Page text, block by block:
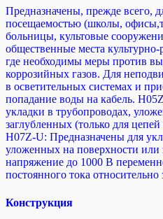
Предназначены, прежде всего,
посещаемостью (школы,
больницы, культовые
общественные места культурно-
где необходимы меры против
коррозийных газов. Для
в осветительных системах и
попадание воды на кабель.
укладки в трубопроводах,
заглубленных (только для
H07Z-U: Предназначены для
уложенных на поверхности или
напряжение до 1000 В
постоянного тока относительно
Конструкция